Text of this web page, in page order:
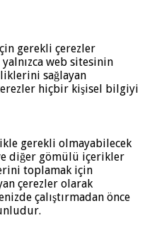
gerekli çerezler
web sitesinin
sağlayan
hiçbir kişisel bilgiyi
gerekli olmayabilecek
diğer gömülü içerikler
toplamak için
çerezler olarak
çalıştırmadan önce